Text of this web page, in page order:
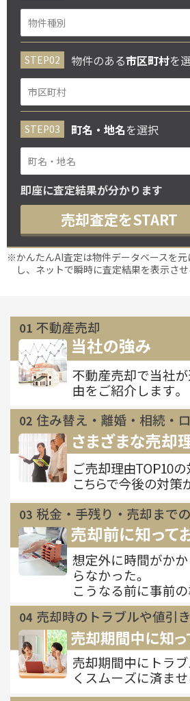
物件のある市区町村を
町名・地名を選択
即座に査定結果が分かります
売却査定をSTART
※かんたんAI査定は物件データベースを
し、ネットで瞬時に査定結果を表示させ